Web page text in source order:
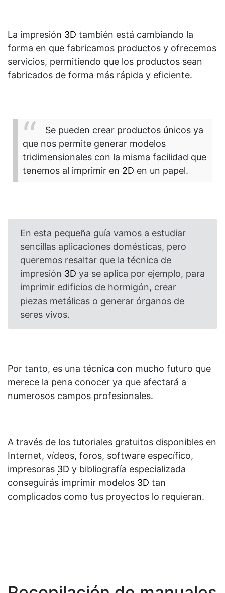
La impresión 3D también está cambiando la
forma en que fabricamos productos y ofrecemos
servicios, permitiendo que los productos sean
fabricados de forma más rápida y eficiente.
Se pueden crear productos únicos ya
que nos permite generar modelos
tridimensionales con la misma facilidad que
tenemos al imprimir en 2D en un papel.
En esta pequeña guía vamos a estudiar
sencillas aplicaciones domésticas, pero
queremos resaltar que la técnica de
impresión 3D ya se aplica por ejemplo, para
imprimir edificios de hormigón, crear
piezas metálicas o generar órganos de
seres vivos.
Por tanto, es una técnica con mucho futuro que
merece la pena conocer ya que afectará a
numerosos campos profesionales.
A través de los tutoriales gratuitos disponibles en
Internet, vídeos, foros, software específico,
impresoras 3D y bibliografía especializada
conseguirás imprimir modelos 3D tan
complicados como tus proyectos lo requieran.